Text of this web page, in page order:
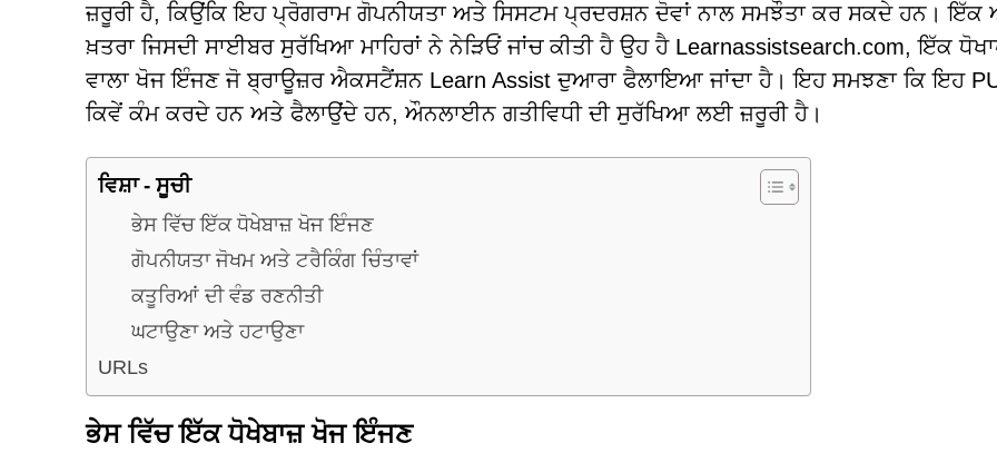
ਜ਼ਰੂਰੀ ਹੈ, ਕਿਉਂਕਿ ਇਹ ਪ੍ਰੋਗਰਾਮ ਗੋਪਨੀਯਤਾ ਅਤੇ ਸਿਸਟਮ ਪ੍ਰਦਰਸ਼ਨ ਦੋਵਾਂ ਨਾਲ ਸਮਝੌਤਾ ਕਰ ਸਕਦੇ ਹਨ। ਇੱਕ
ਖ਼ਤਰਾ ਜਿਸਦੀ ਸਾਈਬਰ ਸੁਰੱਖਿਆ ਮਾਹਿਰਾਂ ਨੇ ਨੇੜਿਓਂ ਜਾਂਚ ਕੀਤੀ ਹੈ ਉਹ ਹੈ Learnassistsearch.com, ਇੱਕ
ਵਾਲਾ ਖੋਜ ਇੰਜਣ ਜੋ ਬ੍ਰਾਊਜ਼ਰ ਐਕਸਟੈਂਸ਼ਨ Learn Assist ਦੁਆਰਾ ਫੈਲਾਇਆ ਜਾਂਦਾ ਹੈ। ਇਹ ਸਮਝਣਾ ਕਿ ਇਹ
ਕਿਵੇਂ ਕੰਮ ਕਰਦੇ ਹਨ ਅਤੇ ਫੈਲਾਉਂਦੇ ਹਨ, ਔਨਲਾਈਨ ਗਤੀਵਿਧੀ ਦੀ ਸੁਰੱਖਿਆ ਲਈ ਜ਼ਰੂਰੀ ਹੈ।
ਵਿਸ਼ਾ - ਸੂਚੀ
ਭੇਸ ਵਿੱਚ ਇੱਕ ਧੋਖੇਬਾਜ਼ ਖੋਜ ਇੰਜਣ
ਗੋਪਨੀਯਤਾ ਜੋਖਮ ਅਤੇ ਟਰੈਕਿੰਗ ਚਿੰਤਾਵਾਂ
ਕਤੂਰਿਆਂ ਦੀ ਵੰਡ ਰਣਨੀਤੀ
ਘਟਾਉਣਾ ਅਤੇ ਹਟਾਉਣਾ
URLs
ਭੇਸ ਵਿੱਚ ਇੱਕ ਧੋਖੇਬਾਜ਼ ਖੋਜ ਇੰਜਣ